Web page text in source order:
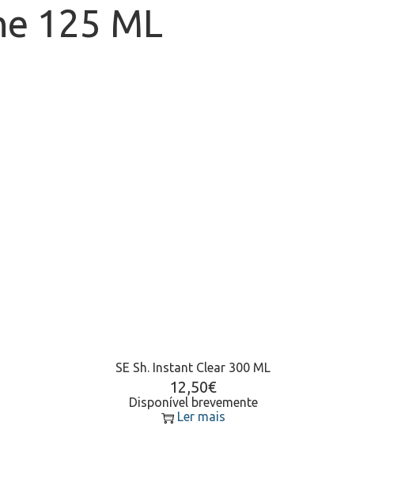
125 ML
SE Sh. Instant Clear 300 ML
12,50€
Disponível brevemente
Ler mais